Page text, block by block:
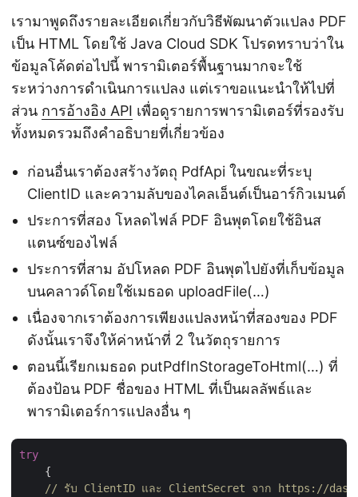
เรามาพูดถึงรายละเอียดเกี่ยวกับวิธีพัฒนาตัวแปลง PDF
เป็น HTML โดยใช้ Java Cloud SDK โปรดทราบว่าใน
ข้อมูลโค้ดต่อไปนี้ พารามิเตอร์พื้นฐานมากจะใช้
ระหว่างการดำเนินการแปลง แต่เราขอแนะนำให้ไปที่
ส่วน การอ้างอิง API เพื่อดูรายการพารามิเตอร์ที่รองรับ
ทั้งหมดรวมถึงคำอธิบายที่เกี่ยวข้อง
ก่อนอื่นเราต้องสร้างวัตถุ PdfApi ในขณะที่ระบุ
ClientID และความลับของไคลเอ็นต์เป็นอาร์กิวเมนต์
ประการที่สอง โหลดไฟล์ PDF อินพุตโดยใช้อินส
แตนซ์ของไฟล์
ประการที่สาม อัปโหลด PDF อินพุตไปยังที่เก็บข้อมูล
บนคลาวด์โดยใช้เมธอด uploadFile(…)
เนื่องจากเราต้องการเพียงแปลงหน้าที่สองของ PDF
ดังนั้นเราจึงให้ค่าหน้าที่ 2 ในวัตถุรายการ
ตอนนี้เรียกเมธอด putPdfInStorageToHtml(…) ที่
ต้องป้อน PDF ชื่อของ HTML ที่เป็นผลลัพธ์และ
พารามิเตอร์การแปลงอื่น ๆ
try
    {
// รับ ClientID และ ClientSecret จาก https://